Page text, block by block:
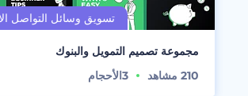
مجموعة تصميم التمويل والبنوك
210 مشاهد 3الأحجام